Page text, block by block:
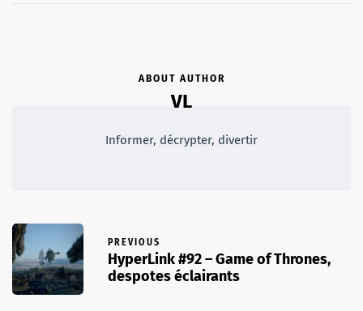
ABOUT AUTHOR
VL
Informer, décrypter, divertir
PREVIOUS
HyperLink #92 – Game of Thrones,
despotes éclairants